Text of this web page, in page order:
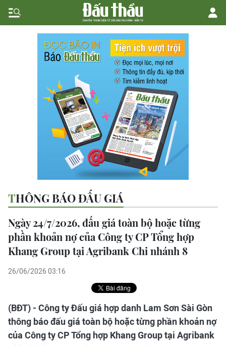
THÔNG BÁO ĐẤU GIÁ
Ngày 24/7/2026, đấu giá toàn bộ hoặc từng
phần khoản nợ của Công ty CP Tổng hợp
Khang Group tại Agribank Chi nhánh 8
26/06/2026 03:16
(BĐT) - Công ty Đấu giá hợp danh Lam Sơn Sài Gòn
thông báo đấu giá toàn bộ hoặc từng phần khoản nợ
của Công ty CP Tổng hợp Khang Group tại Agribank